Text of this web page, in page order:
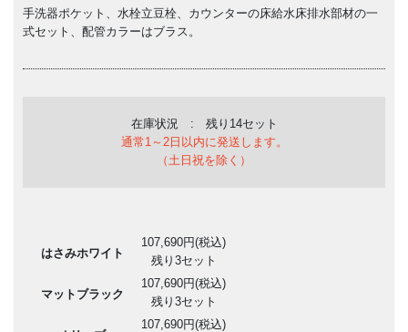
手洗器ポケット、水栓立豆栓、カウンターの床給水床排水部材の一
式セット、配管カラーはブラス。
在庫状況 : 残り14セット
通常1～2日以内に発送します。
（土日祝を除く）
はさみホワイト
107,690円(税込)
残り3セット
マットブラック
107,690円(税込)
残り3セット
107,690円(税込)